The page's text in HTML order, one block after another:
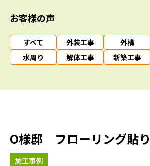
お客様の声
すべて 外装工事 外構
水周り
解体工事 新築工事
O様邸 フローリング貼
施工事例